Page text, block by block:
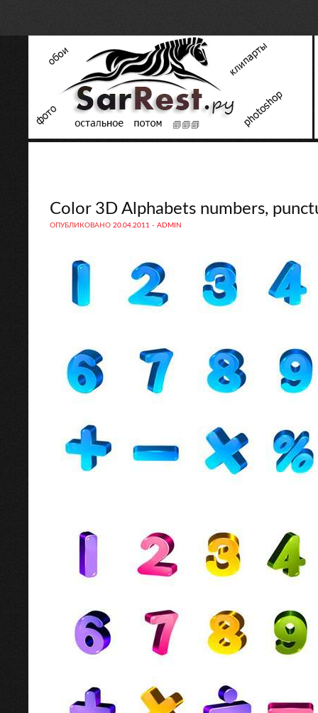
Color 3D Alphabets numbers,
ОПУБЛИКОВАНО 20.04.2011 - ADMIN